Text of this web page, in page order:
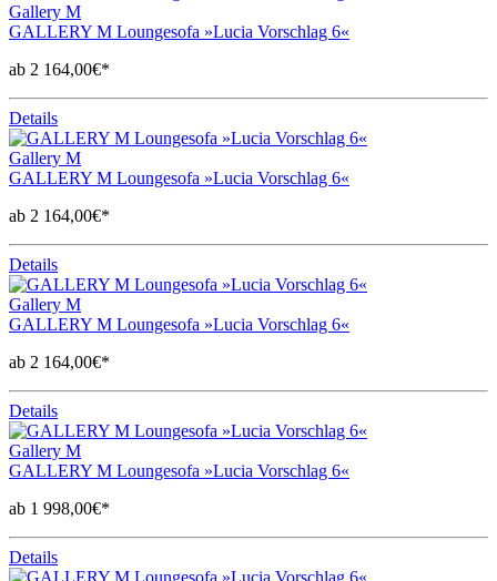
Gallery M
GALLERY M Loungesofa »Lucia Vorschlag 6«
ab 2 164,00€*
Details
Gallery M
GALLERY M Loungesofa »Lucia Vorschlag 6«
ab 2 164,00€*
Details
Gallery M
GALLERY M Loungesofa »Lucia Vorschlag 6«
ab 2 164,00€*
Details
Gallery M
GALLERY M Loungesofa »Lucia Vorschlag 6«
ab 1 998,00€*
Details